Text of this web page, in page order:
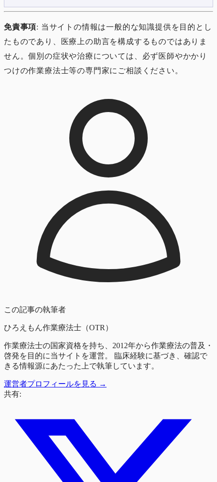
免責事項: 当サイトの情報は一般的な知識提供を目的とし
たものであり、医療上の助言を構成するものではありま
せん。個別の症状や治療については、必ず医師やかかり
つけの作業療法士等の専門家にご相談ください。
この記事の執筆者
ひろえもん作業療法士（OTR）
作業療法士の国家資格を持ち、2012年から作業療法の普及・
啓発を目的に当サイトを運営。 臨床経験に基づき、確認で
きる情報源にあたった上で執筆しています。
運営者プロフィールを見る →
共有: